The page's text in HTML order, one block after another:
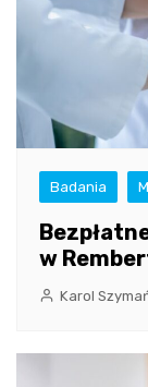
Badania
w
Karol